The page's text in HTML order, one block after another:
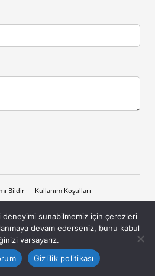
Bildir Kullanım Koşulları
tarafından yapılmıştır.
sunabilmemiz için çerezleri
devam ederseniz, bunu kabul
varsayarız.
Gizlilik politikası